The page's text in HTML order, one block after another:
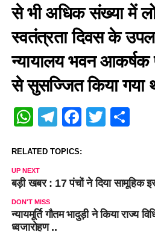
से भी अधिक संख्या में
स्वतंत्रता दिवस के
न्यायालय भवन आकर्षक
से सुसज्जित किया गया
WhatsApp
Telegram
Facebook
Twitter
RELATED TOPICS:
UP NEXT
बड़ी खबर : 17 पंचों ने दिया सामूहिक
DON'T MISS
न्यायमूर्ति गौतम भादुड़ी ने किया राज्य
ध्वजारोहण ..